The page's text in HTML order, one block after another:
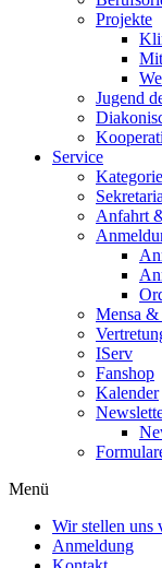
Projekte
Jugend
Service
Anfahrt
Mensa &
IServ
Fanshop
Kalender
Menü
Wir stellen uns
Anmeldung